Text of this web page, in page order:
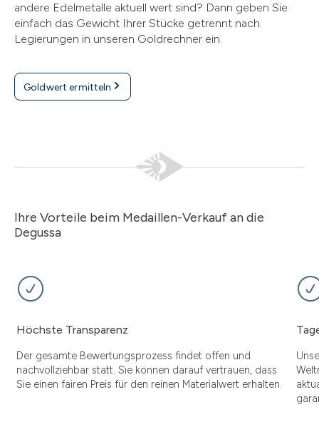
andere Edelmetalle aktuell wert sind? Dann geben Sie
einfach das Gewicht Ihrer Stücke getrennt nach
Legierungen in unseren Goldrechner ein.
Goldwert ermitteln
Ihre Vorteile beim Medaillen-Verkauf an die
Degussa
Höchste Transparenz
Der gesamte Bewertungsprozess findet offen und
nachvollziehbar statt. Sie können darauf vertrauen, dass
Sie einen fairen Preis für den reinen Materialwert erhalten.